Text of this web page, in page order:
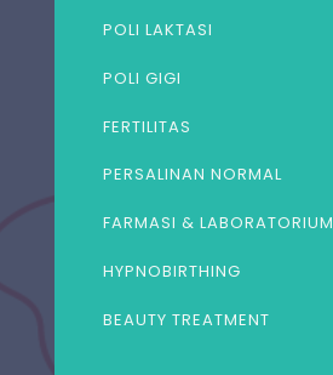
POLI LAKTASI
POLI GIGI
FERTILITAS
PERSALINAN NORMAL
FARMASI & LABORATORIUM
HYPNOBIRTHING
BEAUTY TREATMENT